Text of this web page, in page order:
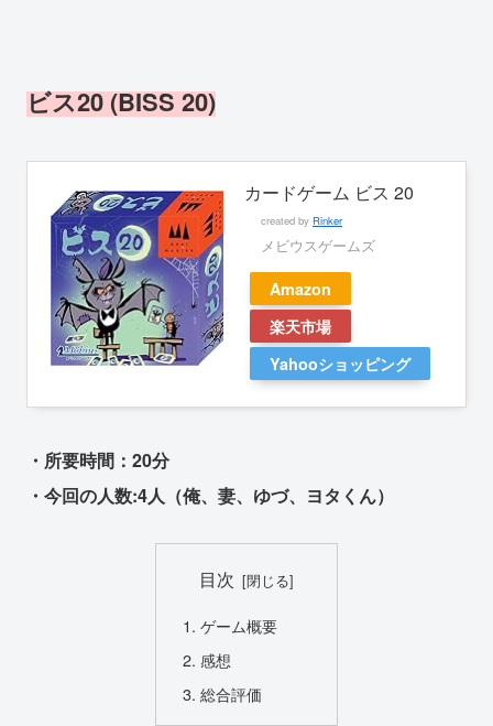
ビス20 (BISS 20)
カードゲーム ビス 20
created by Rinker
メビウスゲームズ
Amazon
楽天市場
Yahooショッピング
・所要時間：20分
・今回の人数:4人（俺、妻、ゆづ、ヨタくん）
目次
ゲーム概要
感想
総合評価